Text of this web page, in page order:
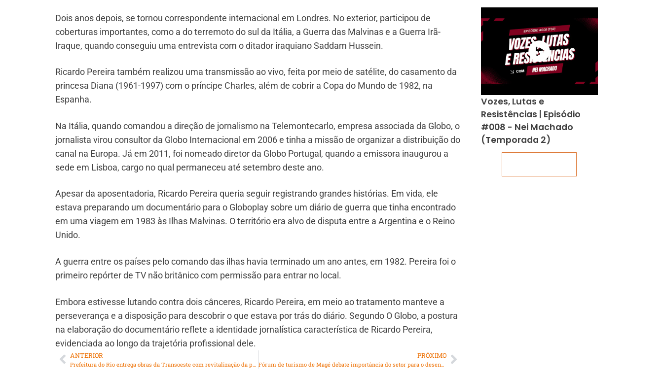
Dois anos depois, se tornou correspondente internacional em Londres. No exterior, participou de
coberturas importantes, como a do terremoto do sul da Itália, a Guerra das Malvinas e a Guerra Irã-
Iraque, quando conseguiu uma entrevista com o ditador iraquiano Saddam Hussein.
Ricardo Pereira também realizou uma transmissão ao vivo, feita por meio de satélite, do casamento da
princesa Diana (1961-1997) com o príncipe Charles, além de cobrir a Copa do Mundo de 1982, na
Espanha.
Na Itália, quando comandou a direção de jornalismo na Telemontecarlo, empresa associada da Globo, o
jornalista virou consultor da Globo Internacional em 2006 e tinha a missão de organizar a distribuição do
canal na Europa. Já em 2011, foi nomeado diretor da Globo Portugal, quando a emissora inaugurou a
sede em Lisboa, cargo no qual permaneceu até setembro deste ano.
Apesar da aposentadoria, Ricardo Pereira queria seguir registrando grandes histórias. Em vida, ele
estava preparando um documentário para o Globoplay sobre um diário de guerra que tinha encontrado
em uma viagem em 1983 às Ilhas Malvinas. O território era alvo de disputa entre a Argentina e o Reino
Unido.
A guerra entre os países pelo comando das ilhas havia terminado um ano antes, em 1982. Pereira foi o
primeiro repórter de TV não britânico com permissão para entrar no local.
Embora estivesse lutando contra dois cânceres, Ricardo Pereira, em meio ao tratamento manteve a
perseverança e a disposição para descobrir o que estava por trás do diário. Segundo O Globo, a postura
na elaboração do documentário reflete a identidade jornalística característica de Ricardo Pereira,
evidenciada ao longo da trajetória profissional dele.
ANTERIOR
Prefeitura do Rio entrega obras da Transoeste com revitalização da pista e frota de ônibus renovada
PRÓXIMO
Fórum de turismo de Magé debate importância do setor para o desenvolvimento da cidade
Vozes, Lutas e
Resistências | Episódio
#008 - Nei Machado
(Temporada 2)